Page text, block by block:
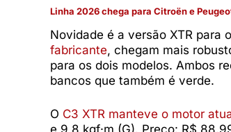
Linha 2026 chega para Citroën e
Novidade é a versão XTR para
fabricante, chegam mais
para os dois modelos. Ambos
bancos que também é verde.
O C3 XTR manteve o motor
e 9,8 kgf·m (G). Preço: R$